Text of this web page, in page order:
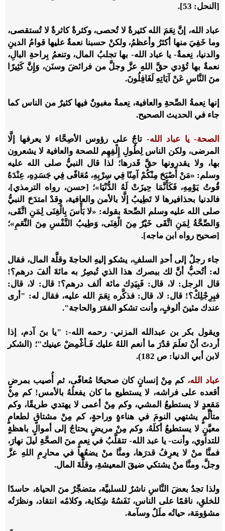
[النحل: 53].
عباد الله، إنَّ نِعَمَ الله كثيرةٌ لا تُحصى، وكثرةٌ كاثرةٌ لا تُستقصى،
وما خَفِيَ منها أكثرُ وأعظمُ، ولكنْ حسبنا نعمةٌ عليها قوامُ الدينِ
والدنيا، نِعمةٌ- يا عباد الله- بها تجلبُ المال، وتنعمُ بِراحةِ البالِ،
نعمةٌ بها تُؤدي حقَّ اللهِ عزَّ وجلَّ من فرائضَ وسنَن، وَإِنَّ كَثِيرًا
منَ النَّاسِ عَنْ آيَاتِهِ لَغَافِلُونَ.
إنها نِعمةُ الصِّحةِ والعافية، نِعمةٌ مغبونٌ فيها كثيرٌ من الناس كما
جاء في الحديث الصحيح.
الصحة- يا عباد الله- تاجٌ على رؤوس الأصِحَّاء لا يعرفها إلَّا
المرضى، ولكن الناس لِطُولِ إِلْفِهِم للصحة والعافية لا يشعرون
بها، ولا يقدرونها حقَّ قَدرها؛ لذا قال النبيُّ صلى الله عليه
وسلم: «مَنْ أَصْبَحَ مِنْكُمْ آمِنًا فِي سِرْبِهِ، مُعَافًى فِي جَسَدِهِ، عِنْدَهُ
قُوتُ يَوْمِهِ، فَكَأَنَّمَا حِيزَتْ لَهُ الدُّنْيَا»؛ [حسن، رواه الترمذي]،
فالدنيا بحذافيرها لا تَطِيبُ إلَّا بالأمن والعافية، وقدْ امتدَحَ النبيُّ
صلى الله عليه وسلم الصِّحةَ بقوله: «لا بَأْسَ بِالْغِنَى لِمَنِ اتَّقَى،
وَالصِّحَّةُ لِمَنِ اتَّقَى خَيْرٌ مِنَ الْغِنَى، وَطِيبُ النَّفْسِ مِنَ النِّعَمِ»؛
[صحيح رواه ابن ماجه].
جاء رجلٌ إلى أحدِ السلفِ، يشكو إليهِ الحاجةَ وقلَّة المال، فقال
له: أتُحبُّ أنَّ لك ببصرك هذا الذي تُبصِرُ به مائةَ ألفَ درهم؟!
قال الرجل: لا، قال: فَبِيَدِك مائة ألف درهم؟! قال: لا، قال:
فبِرِجْلِكْ؟! قال: لا، قال: فذكَّره نِعَمَ الله عليه، فقال له: "أرى
عندك مئينَ ألوفٍ، وأنت تشكو الفقرَ والحاجة".
ويقول بكر بن عبدالله المزني- رحمه الله-: "يا بنَ آدم، إذا
أردتَ أنْ تعلَمَ قدْرَ ما أنعم اللهُ عليك فَـأغْمِضْ عينيك"؛ (الشكر
لابن أبي الدنيا: ص 182).
عباد الله،كم مِنْ إنسانٍ كان صحيحًا مُعافًى، ثم أُصيب بمرضٍ
أقعده على فراشه، لا يستطيع ما كان يفعلُهُ بالأمس! كم مِنْ
مَقعدٍ لا يستطيعُ المشي، وكم مِنْ أعمى لا يهتدي طريقًا، وكم
متألِّمٍ يشتهي النومَ في هناءةٍ وراحةٍ، كم مِنْ مشتاقٍ لطعامٍ
معيَّنٍ لا يستطيعُ أكلَهُ، وكم مِنْ مريضٍ يحتاجُ إلى أموالٍ باهظةٍ
للتداوي، وأنت- يا عبد الله- تتقلَّبُ في نِعمٍ منَ الصحَّةِ ليلَ نهارَ،
فمنَّا منْ لا يعرِفُ قدرَها، ومنَّا منْ يضعُها في محارِمِ اللهِ عزَّ
وجلَّ، ومنَّا منْ يشتكي ضيقَ المعيشةِ، وقلَّةَ المال.
ولذا تجدُ بعضَ النَّاسِ ناشرٌ للسلبيَّة، متضجِّرٌ منَ الحياة، حاسدًا
للخلقِ، ناقمًا على الناس، نَفَسُهُ شِكاية، وكلامُه انتقاد، ونظرَتُه
مشؤومَة، حياتُه ملَلٌ وسآمة.